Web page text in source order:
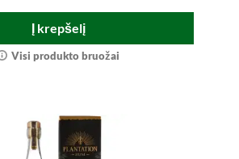
Į krepšelį
Visi produkto bruožai